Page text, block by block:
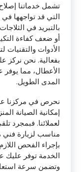
تشمل خدماتنا
التي قد تواجهها
بالتبريد في
أو ضعف كفاءة
الأدوات
بفعالية. نحن نركز
الأعطال، مما
المدى الطويل.
نحرص في مركزنا
إمكانية الصيانة
لعملائنا. فبمجرد
مناسب لزيارة
بإجراء الفحص
الخدمة توفر عليك
وتضمن سرعة